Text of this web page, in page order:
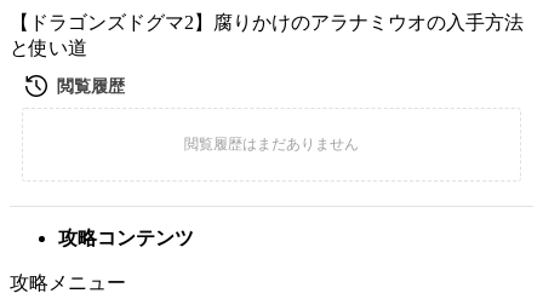
【ドラゴンズドグマ2】腐りかけのアラナミウオの入手方法
と使い道
攻略コンテンツ
攻略メニュー